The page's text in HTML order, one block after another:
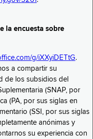
la encuesta sobre
g/iXXyiDETtG.
a compartir su
de los subsidios del
(SNAP, por
(PA, por sus siglas en
(SSI, por sus siglas
anónimas y
su experiencia con